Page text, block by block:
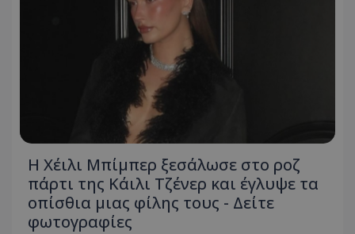
Η Χέιλι Μπίμπερ ξεσάλωσε στο ροζ
πάρτι της Κάιλι Τζένερ και έγλυψε τα
οπίσθια μιας φίλης τους - Δείτε
φωτογραφίες